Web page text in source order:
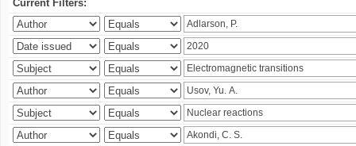
Current Filters: